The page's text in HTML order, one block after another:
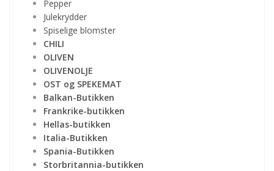
Pepper
Julekrydder
Spiselige blomster
CHILI
OLIVEN
OLIVENOLJE
OST og SPEKEMAT
Balkan-Butikken
Frankrike-butikken
Hellas-butikken
Italia-Butikken
Spania-Butikken
Storbritannia-butikken